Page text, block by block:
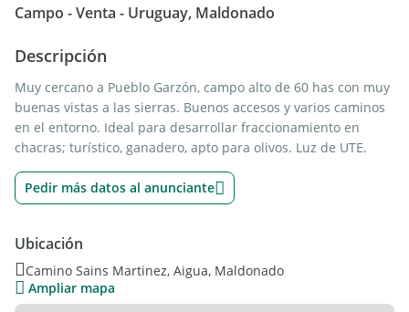
Campo - Venta - Uruguay, Maldonado
Descripción
Muy cercano a Pueblo Garzón, campo alto de 60 has con muy
buenas vistas a las sierras. Buenos accesos y varios caminos
en el entorno. Ideal para desarrollar fraccionamiento en
chacras; turístico, ganadero, apto para olivos. Luz de UTE.
Pedir más datos al anunciante
Ubicación
Camino Sains Martinez, Aigua, Maldonado
Ampliar mapa